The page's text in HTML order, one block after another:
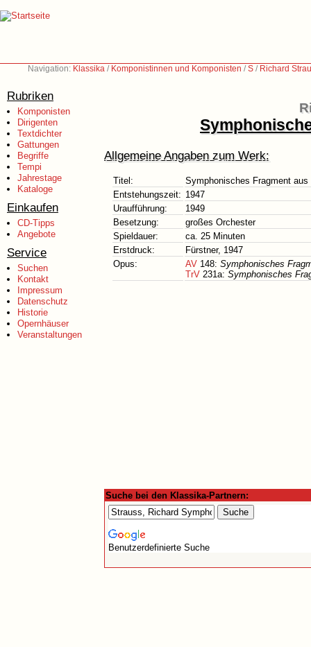
Navigation: Klassika / Komponistinnen und Komponisten /S / Richard
Rubriken
Komponisten
Dirigenten
Textdichter
Gattungen
Begriffe
Tempi
Jahrestage
Kataloge
Einkaufen
CD-Tipps
Angebote
Service
Suchen
Kontakt
Impressum
Datenschutz
Historie
Opernhäuser
Veranstaltungen
Allgemeine Angaben zum Werk:
Titel:
Symphonisches Fragment aus
Entstehungszeit: 1947
Uraufführung:
1949
Besetzung:
großes Orchester
Spieldauer:
ca. 25 Minuten
Erstdruck:
Fürstner, 1947
Opus:
AV 148: Symphonisches
TrV 231a: Symphonisches
Suche bei den Klassika-Partnern:
Benutzerdefinierte Suche